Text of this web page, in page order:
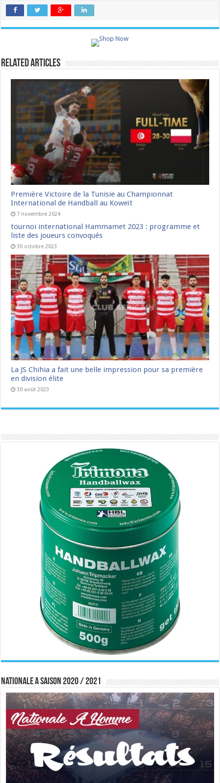
Related Articles
Première Victoire de la Tunisie au Championnat
International de Handball au Koweït
7 novembre 2024
tournoi international Hammamet 2023 : programme et
liste des joueurs convoqués
30 octobre 2023
La JS Chihia a fait une belle impression pour sa première
en division élite
30 août 2023
Nationale A saison 2020 / 2021